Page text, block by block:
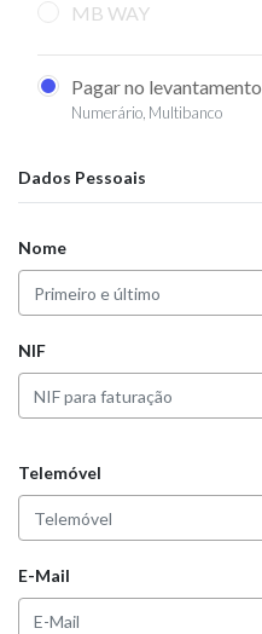
MB WAY
Pagar no levantamento
Numerário, Multibanco
Dados Pessoais
Nome
NIF
Telemóvel
E-Mail